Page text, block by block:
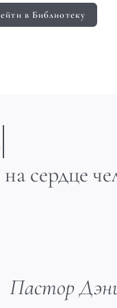
в Библиотеку
сердце
Пастор